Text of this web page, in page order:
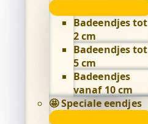
Populaire
submenu
Badeendjes tot
2 cm
Badeendjes tot
5 cm
Badeendjes
vanaf 10 cm
🤩 Speciale eendjes